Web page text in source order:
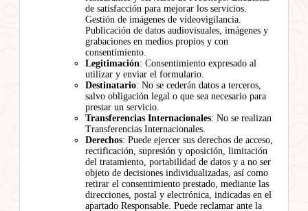
de satisfacción para mejorar los servicios.
Gestión de imágenes de videovigilancia.
Publicación de datos audiovisuales, imágenes y
grabaciones en medios propios y con
consentimiento.
Legitimación: Consentimiento expresado al
utilizar y enviar el formulario.
Destinatario: No se cederán datos a terceros,
salvo obligación legal o que sea necesario para
prestar un servicio.
Transferencias Internacionales: No se realizan
Transferencias Internacionales.
Derechos: Puede ejercer sus derechos de acceso,
rectificación, supresión y oposición, limitación
del tratamiento, portabilidad de datos y a no ser
objeto de decisiones individualizadas, así como
retirar el consentimiento prestado, mediante las
direcciones, postal y electrónica, indicadas en el
apartado Responsable. Puede reclamar ante la